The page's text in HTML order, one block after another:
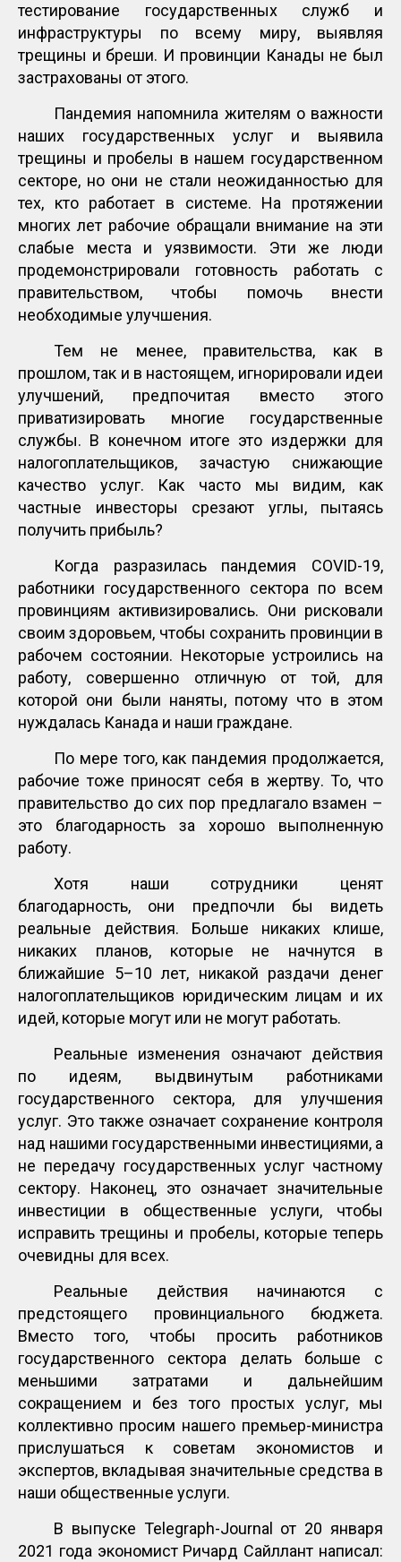
тестирование государственных служб и
инфраструктуры по всему миру, выявляя
трещины и бреши. И провинции Канады не был
застрахованы от этого.
Пандемия напомнила жителям о важности
наших государственных услуг и выявила
трещины и пробелы в нашем государственном
секторе, но они не стали неожиданностью для
тех, кто работает в системе. На протяжении
многих лет рабочие обращали внимание на эти
слабые места и уязвимости. Эти же люди
продемонстрировали готовность работать с
правительством, чтобы помочь внести
необходимые улучшения.
Тем не менее, правительства, как в
прошлом, так и в настоящем, игнорировали идеи
улучшений, предпочитая вместо этого
приватизировать многие государственные
службы. В конечном итоге это издержки для
налогоплательщиков, зачастую снижающие
качество услуг. Как часто мы видим, как
частные инвесторы срезают углы, пытаясь
получить прибыль?
Когда разразилась пандемия COVID-19,
работники государственного сектора по всем
провинциям активизировались. Они рисковали
своим здоровьем, чтобы сохранить провинции в
рабочем состоянии. Некоторые устроились на
работу, совершенно отличную от той, для
которой они были наняты, потому что в этом
нуждалась Канада и наши граждане.
По мере того, как пандемия продолжается,
рабочие тоже приносят себя в жертву. То, что
правительство до сих пор предлагало взамен –
это благодарность за хорошо выполненную
работу.
Хотя наши сотрудники ценят
благодарность, они предпочли бы видеть
реальные действия. Больше никаких клише,
никаких планов, которые не начнутся в
ближайшие 5–10 лет, никакой раздачи денег
налогоплательщиков юридическим лицам и их
идей, которые могут или не могут работать.
Реальные изменения означают действия
по идеям, выдвинутым работниками
государственного сектора, для улучшения
услуг. Это также означает сохранение контроля
над нашими государственными инвестициями, а
не передачу государственных услуг частному
сектору. Наконец, это означает значительные
инвестиции в общественные услуги, чтобы
исправить трещины и пробелы, которые теперь
очевидны для всех.
Реальные действия начинаются с
предстоящего провинциального бюджета.
Вместо того, чтобы просить работников
государственного сектора делать больше с
меньшими затратами и дальнейшим
сокращением и без того простых услуг, мы
коллективно просим нашего премьер-министра
прислушаться к советам экономистов и
экспертов, вкладывая значительные средства в
наши общественные услуги.
В выпуске Telegraph-Journal от 20 января
2021 года экономист Ричард Сайллант написал: